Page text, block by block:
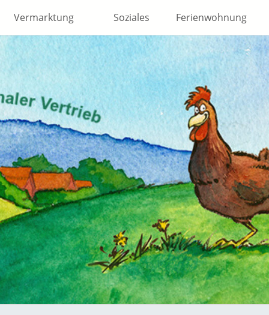
Vermarktung Soziales Ferienwohnung